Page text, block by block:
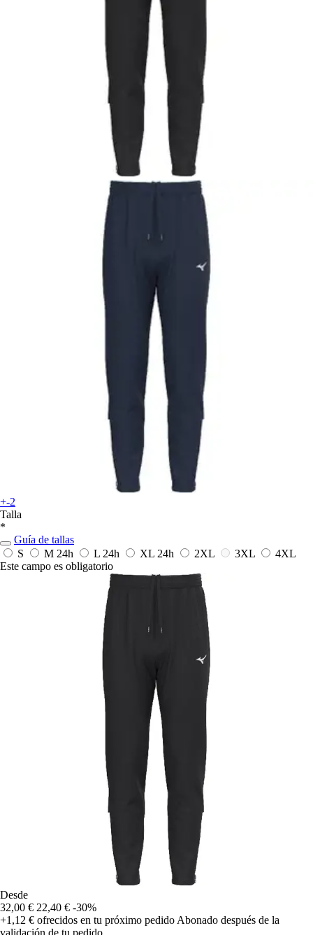
+-2
Talla
*
Guía de tallas
S
M 24h L 24h XL 24h 2XL 3XL
4XL
Este campo es obligatorio
Desde
32,00 € 22,40 € -30%
+1,12 € ofrecidos en tu próximo pedido Abonado después de la